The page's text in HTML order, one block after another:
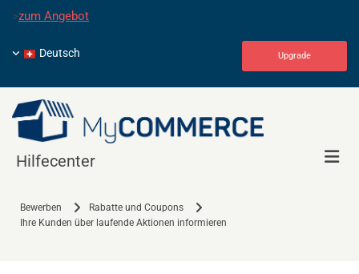
>zum Angebot
Upgrade
Deutsch
Hilfecenter
Bewerben
Rabatte und Coupons
Ihre Kunden über laufende Aktionen informieren